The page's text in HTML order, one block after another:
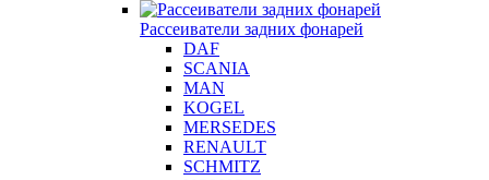
Рассеиватели задних фонарей
DAF
SCANIA
MAN
KOGEL
MERSEDES
RENAULT
SCHMITZ